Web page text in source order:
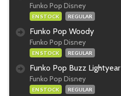
Funko Pop Disney
EN STOCK REGULAR
Funko Pop Woody
Funko Pop Disney
EN STOCK REGULAR
Funko Pop Buzz Lightyear
Funko Pop Disney
EN STOCK REGULAR